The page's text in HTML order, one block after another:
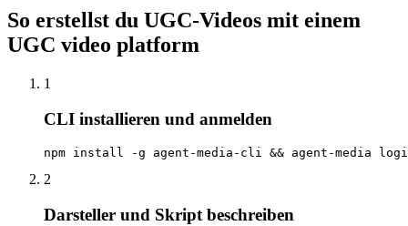
So erstellst du UGC-Videos mit einem
UGC video platform
1
CLI installieren und anmelden
npm install -g agent-media-cli && agent-media
2
Darsteller und Skript beschreiben